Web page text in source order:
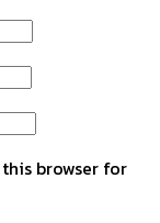
browser for